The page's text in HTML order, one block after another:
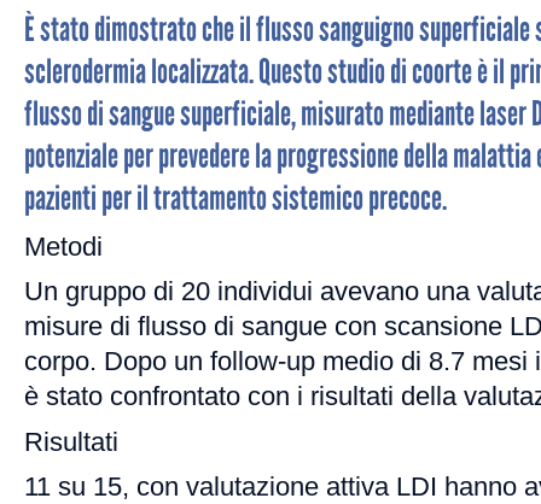
È stato dimostrato che il flusso sanguigno
sclerodermia localizzata. Questo studio di coorte è il
flusso di sangue superficiale, misurato mediante laser
potenziale per prevedere la progressione della malattia
pazienti per il trattamento sistemico precoce.
Metodi
Un gruppo di 20 individui avevano una
misure di flusso di sangue con scansione
corpo. Dopo un follow-up medio di 8.7 mesi
è stato confrontato con i risultati della
Risultati
11 su 15, con valutazione attiva LDI hanno